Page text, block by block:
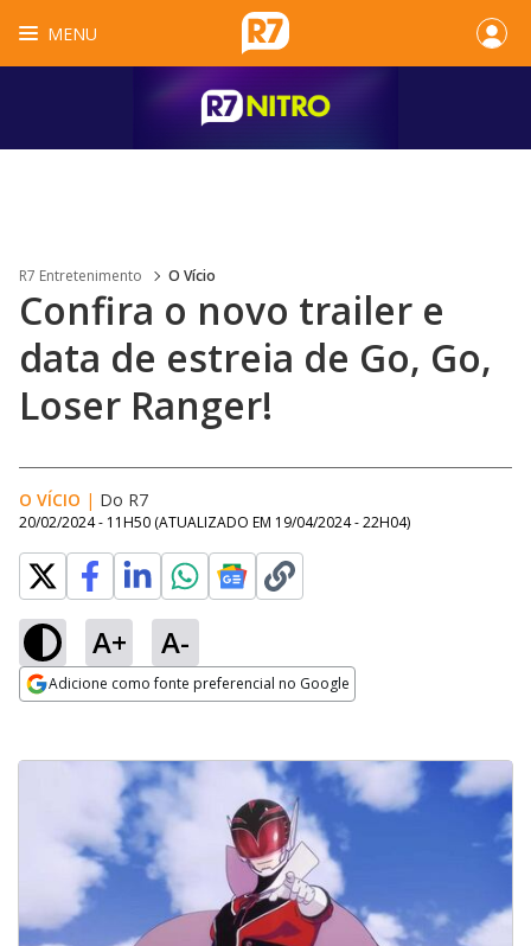
MENU
R7 Entretenimento O Vício
Confira o novo trailer e
data de estreia de Go, Go,
Loser Ranger!
O VÍCIO | Do R7
20/02/2024 - 11H50 (ATUALIZADO EM 19/04/2024 - 22H04)
A+ A-
Adicione como fonte preferencial no Google